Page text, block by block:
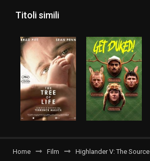
Titoli simili
Home Film Highlander V: The Source